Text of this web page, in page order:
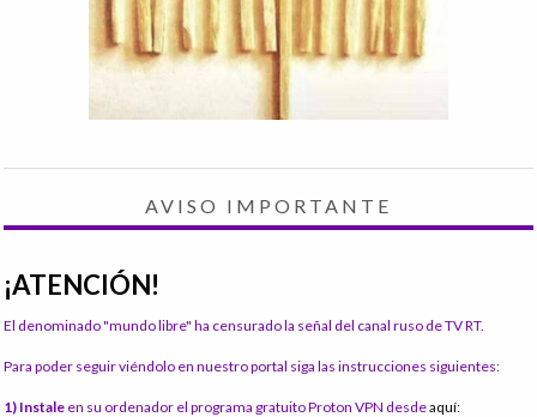
AVISO IMPORTANTE
¡ATENCIÓN!
El denominado "mundo libre" ha censurado la señal del canal ruso de TV RT.
Para poder seguir viéndolo en nuestro portal siga las instrucciones siguientes:
1) Instale en su ordenador el programa gratuito Proton VPN desdeaquí: